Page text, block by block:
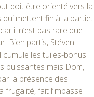
doit être orienté vers la
qui mettent fin à la partie.
il n’est pas rare que
Bien partis, Stéven
les tuiles-bonus.
puissantes mais Dom,
la présence des
fait l’impasse